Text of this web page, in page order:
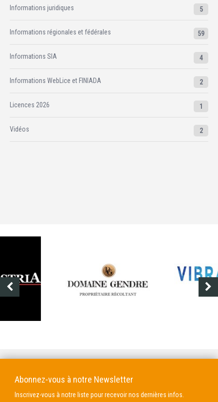
Informations juridiques 5
Informations régionales et fédérales 59
Informations SIA 4
Informations WebLice et FINIADA 2
Licences 2026 1
Vidéos 2
Abonnez-vous à notre Newsletter
Inscrivez-vous à notre liste pour recevoir nos dernières infos.